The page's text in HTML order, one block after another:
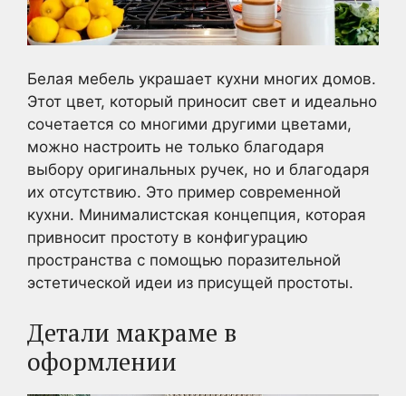
Белая мебель украшает кухни многих домов.
Этот цвет, который приносит свет и идеально
сочетается со многими другими цветами,
можно настроить не только благодаря
выбору оригинальных ручек, но и благодаря
их отсутствию. Это пример современной
кухни. Минималистская концепция, которая
привносит простоту в конфигурацию
пространства с помощью поразительной
эстетической идеи из присущей простоты.
Детали макраме в
оформлении